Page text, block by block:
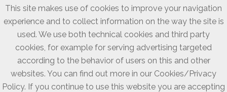
This site makes use of cookies to improve your navigation
experience and to collect information on the way the site is
used. We use both technical cookies and third party
cookies, for example for serving advertising targeted
according to the behavior of users on this and other
websites. You can find out more in our Cookies/Privacy
Policy. If you continue to use this website you are accepting